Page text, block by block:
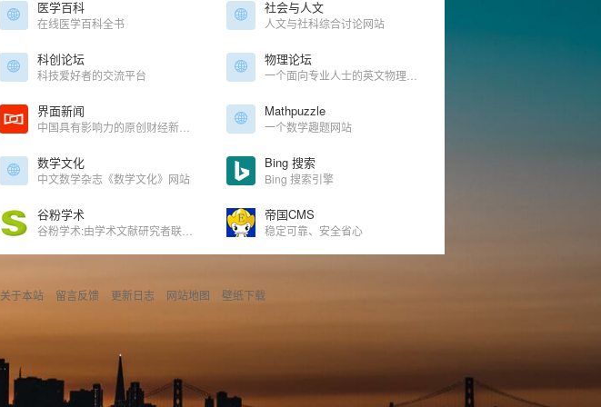
医学百科
在线医学百科全书
社会与人文
人文与社科综合讨论网站
科创论坛
科技爱好者的交流平台
物理论坛
界面新闻 Mathpuzzle
一个数学趣题网站
数学文化
中文数学杂志《数学文化》网站
Bing 搜索
Bing 搜索引擎
谷粉学术 帝国CMS
稳定可靠、安全省心
关于本站 留言反馈 更新日志 网站地图 壁纸下载